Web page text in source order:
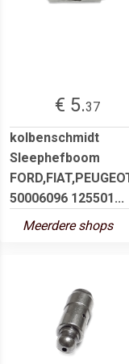
€ 5.37
kolbenschmidt
Sleephefboom
50006096 125501...
Meerdere shops